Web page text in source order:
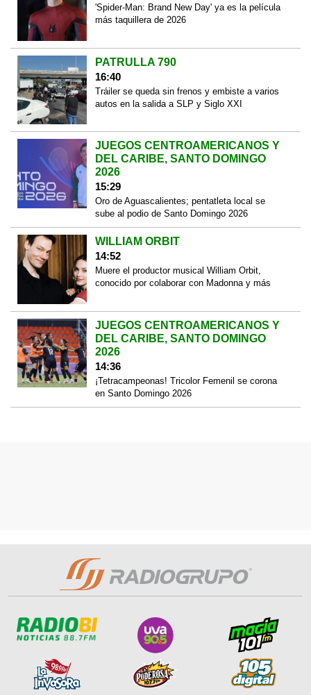
'Spider-Man: Brand New Day' ya es la película
más taquillera de 2026
PATRULLA 790
16:40
Tráiler se queda sin frenos y embiste a varios
autos en la salida a SLP y Siglo XXI
JUEGOS CENTROAMERICANOS Y
DEL CARIBE, SANTO DOMINGO
2026
15:29
Oro de Aguascalientes; pentatleta local se
sube al podio de Santo Domingo 2026
WILLIAM ORBIT
14:52
Muere el productor musical William Orbit,
conocido por colaborar con Madonna y más
JUEGOS CENTROAMERICANOS Y
DEL CARIBE, SANTO DOMINGO
2026
14:36
¡Tetracampeonas! Tricolor Femenil se corona
en Santo Domingo 2026